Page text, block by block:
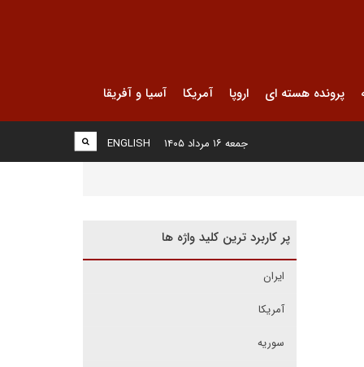
پرونده هسته ای اروپا آمریکا آسیا و آفریقا
ENGLISH جمعه ۱۶ مرداد ۱۴۰۵
پر کاربرد ترین کلید واژه ها
ایران
آمریکا
سوریه